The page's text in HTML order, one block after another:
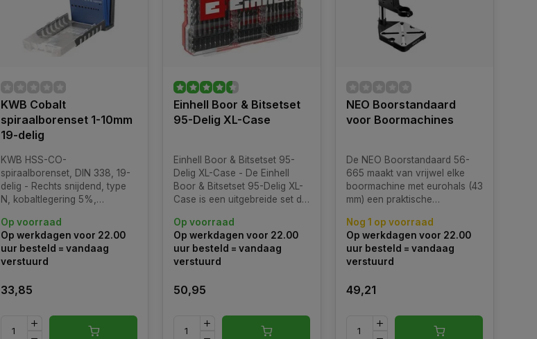
KWB Cobalt
spiraalborenset 1-10mm
19-delig
KWB HSS-CO-
spiraalborenset, DIN 338, 19-
delig - Rechts snijdend, type
N, kobaltlegering 5%,
punthoek 135¡, met
kruisgeslepen punt volgens
DIN 1412C.
Op voorraad
Op werkdagen voor 22.00
uur besteld = vandaag
verstuurd
33,85
Einhell Boor & Bitsetset
95-Delig XL-Case
Einhell Boor & Bitsetset 95-
Delig XL-Case - De Einhell
Boor & Bitsetset 95-Delig XL-
Case is een uitgebreide set die
aan de behoeften van zowel
doe-het-zelvers als
professionals.
Op voorraad
Op werkdagen voor 22.00
uur besteld = vandaag
verstuurd
50,95
NEO Boorstandaard
voor Boormachines
De NEO Boorstandaard 56-
665 maakt van vrijwel elke
boormachine met eurohals (43
mm) een praktische
solide constructie en de
nauwkeurige geleiding is dit de
ideale oplossing voor klussen
Nog 1 op voorraad
Op werkdagen voor 22.00
uur besteld = vandaag
verstuurd
49,21